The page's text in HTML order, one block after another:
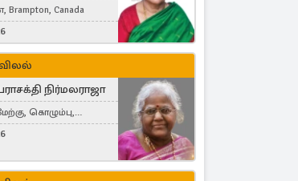
Canada
நிர்மலராஜா
கொழும்பு,
United Kingdom